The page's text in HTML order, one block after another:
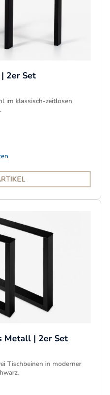
2er Set
im klassisch-zeitlosen
Metall | 2er Set
Tischbeinen in moderner